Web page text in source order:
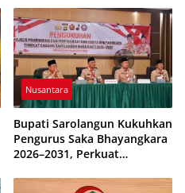
Nusantara
Bupati Sarolangun Kukuhkan
Pengurus Saka Bhayangkara
2026–2031, Perkuat
Generasi Muda